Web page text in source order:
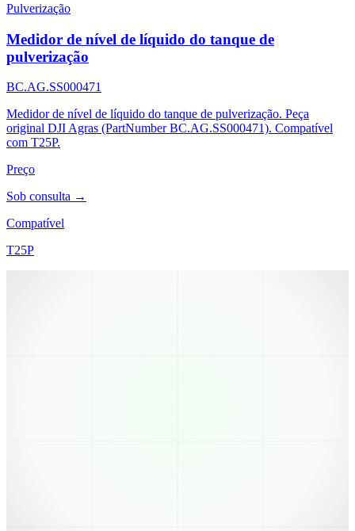
Pulverização
Medidor de nível de líquido do tanque de
pulverização
BC.AG.SS000471
Medidor de nível de líquido do tanque de pulverização. Peça
original DJI Agras (PartNumber BC.AG.SS000471). Compatível
com T25P.
Preço
Sob consulta →
Compatível
T25P